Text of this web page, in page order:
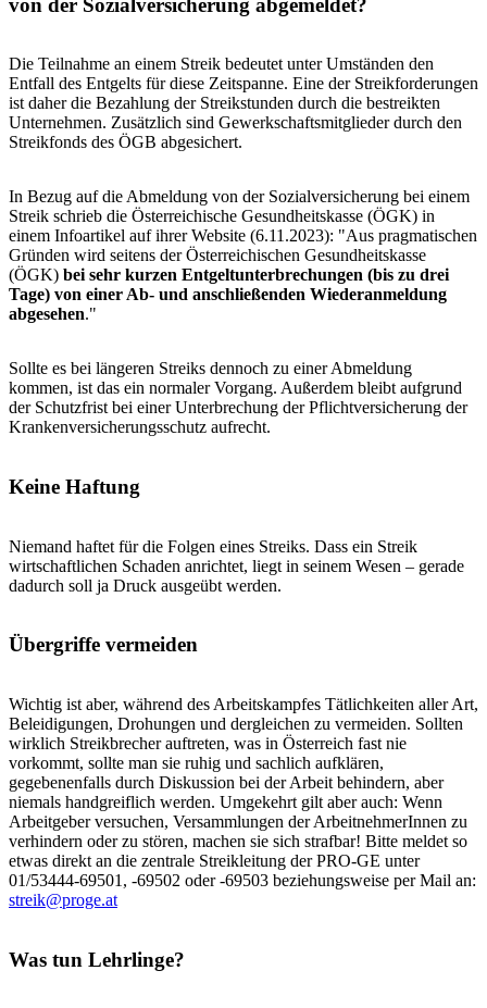
Die Teilnahme an einem Streik bedeutet unter Umständen den
Entfall des Entgelts für diese Zeitspanne. Eine der Streikforderungen
ist daher die Bezahlung der Streikstunden durch die bestreikten
Unternehmen. Zusätzlich sind Gewerkschaftsmitglieder durch den
Streikfonds des ÖGB abgesichert.
In Bezug auf die Abmeldung von der Sozialversicherung bei einem
Streik schrieb die Österreichische Gesundheitskasse (ÖGK) in
einem Infoartikel auf ihrer Website (6.11.2023): "Aus pragmatischen
Gründen wird seitens der Österreichischen Gesundheitskasse
(ÖGK) bei sehr kurzen Entgeltunterbrechungen (bis zu drei
Tage) von einer Ab- und anschließenden Wiederanmeldung
abgesehen."
Sollte es bei längeren Streiks dennoch zu einer Abmeldung
kommen, ist das ein normaler Vorgang. Außerdem bleibt aufgrund
der Schutzfrist bei einer Unterbrechung der Pflichtversicherung der
Krankenversicherungsschutz aufrecht.
Keine Haftung
Niemand haftet für die Folgen eines Streiks. Dass ein Streik
wirtschaftlichen Schaden anrichtet, liegt in seinem Wesen – gerade
dadurch soll ja Druck ausgeübt werden.
Übergriffe vermeiden
Wichtig ist aber, während des Arbeitskampfes Tätlichkeiten aller Art,
Beleidigungen, Drohungen und dergleichen zu vermeiden. Sollten
wirklich Streikbrecher auftreten, was in Österreich fast nie
vorkommt, sollte man sie ruhig und sachlich aufklären,
gegebenenfalls durch Diskussion bei der Arbeit behindern, aber
niemals handgreiflich werden. Umgekehrt gilt aber auch: Wenn
Arbeitgeber versuchen, Versammlungen der ArbeitnehmerInnen zu
verhindern oder zu stören, machen sie sich strafbar! Bitte meldet so
etwas direkt an die zentrale Streikleitung der PRO-GE unter
01/53444-69501, -69502 oder -69503 beziehungsweise per Mail an:
streik@proge.at
Was tun Lehrlinge?